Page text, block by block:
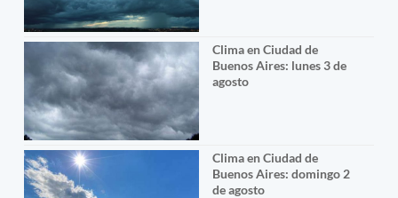
Clima en Ciudad de
Buenos Aires: lunes 3 de
agosto
Clima en Ciudad de
Buenos Aires: domingo 2
de agosto